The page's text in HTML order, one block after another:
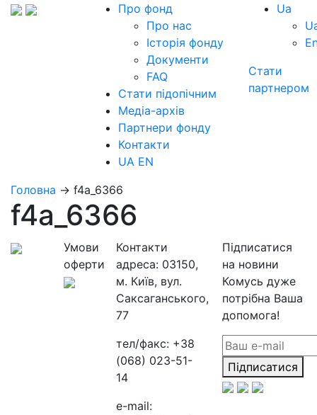
Про фонд
Про нас
Історія фонду
Документи
FAQ
Стати підопічним
Медіа-архів
Партнери фонду
Контакти
UA EN
Ua
Стати
партнером
Головна → f4a_6366
f4a_6366
Умови
оферти
Контакти
адреса: 03150,
м. Київ, вул.
Саксаганського,
77
тел/факс: +38
(068) 023-51-
14
e-mail:
Підписатися
на новини
Комусь дуже
потрібна Ваша
допомога!
Підписатися